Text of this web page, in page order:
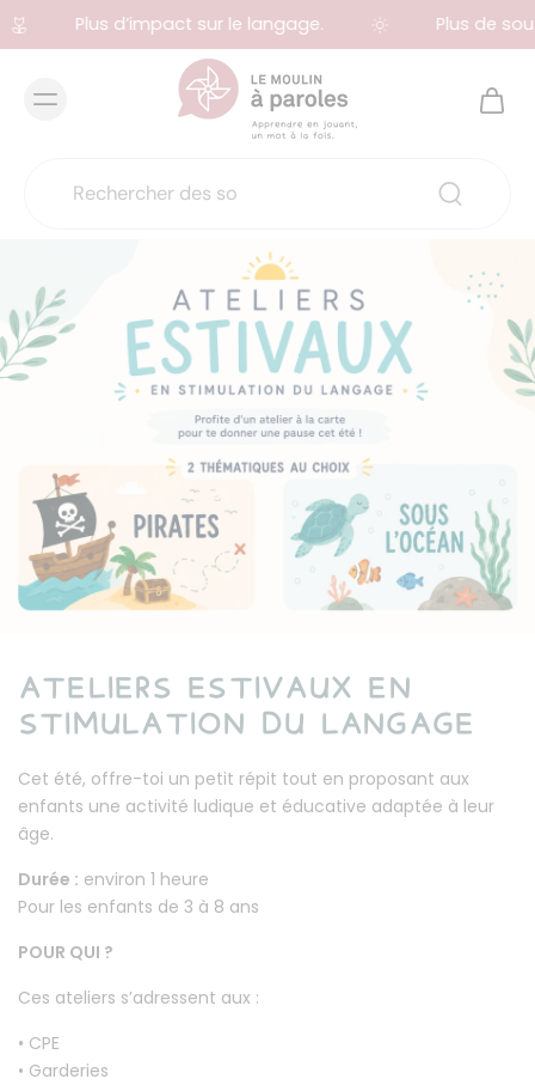
Plus d’impact sur le langage. Plus de
ATELIERS ESTIVAUX EN
STIMULATION DU LANGAGE
Cet été, offre-toi un petit répit tout en proposant aux
enfants une activité ludique et éducative adaptée à leur
âge.
Durée : environ 1 heure
Pour les enfants de 3 à 8 ans
POUR QUI ?
Ces ateliers s’adressent aux :
• CPE
• Garderies